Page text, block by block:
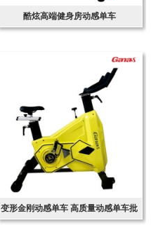
酷炫高端健身房动感单车
变形金刚动感单车 高质量动感单车批